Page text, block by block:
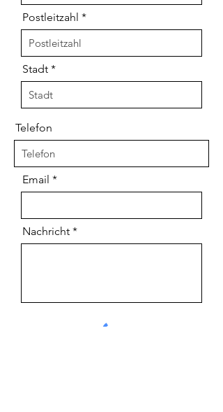
Postleitzahl
Stadt
Telefon
Email
Nachricht